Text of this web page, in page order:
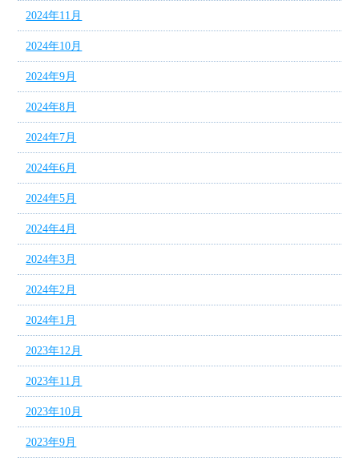
2024年11月
2024年10月
2024年9月
2024年8月
2024年7月
2024年6月
2024年5月
2024年4月
2024年3月
2024年2月
2024年1月
2023年12月
2023年11月
2023年10月
2023年9月